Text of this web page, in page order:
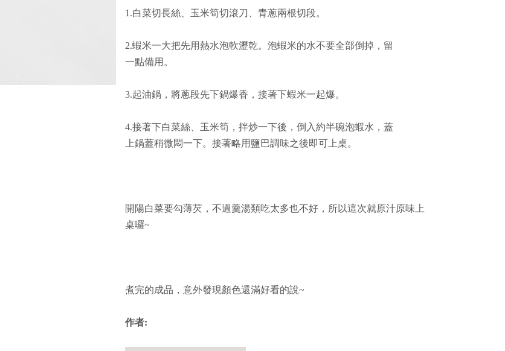
1.白菜切長絲、玉米筍切滾刀、青蔥兩根切段。
2.蝦米一大把先用熱水泡軟瀝乾。泡蝦米的水不要全部倒掉，留
一點備用。
3.起油鍋，將蔥段先下鍋爆香，接著下蝦米一起爆。
4.接著下白菜絲、玉米筍，拌炒一下後，倒入約半碗泡蝦水，蓋
上鍋蓋稍微悶一下。接著略用鹽巴調味之後即可上桌。
開陽白菜要勾薄芡，不過羹湯類吃太多也不好，所以這次就原汁原味上
桌囉~
煮完的成品，意外發現顏色還滿好看的說~
作者: